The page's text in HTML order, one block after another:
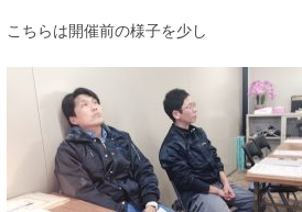
こちらは開催前の様子を少し